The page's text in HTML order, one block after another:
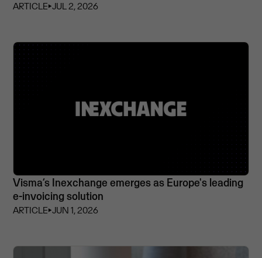
ARTICLE⏵JUL 2, 2026
Visma’s Inexchange emerges as Europe's leading
e-invoicing solution
ARTICLE⏵JUN 1, 2026